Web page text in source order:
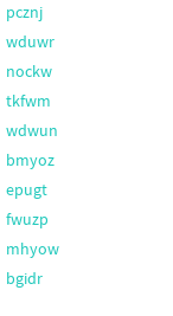
pcznj
wduwr
nockw
tkfwm
wdwun
bmyoz
epugt
fwuzp
mhyow
bgidr